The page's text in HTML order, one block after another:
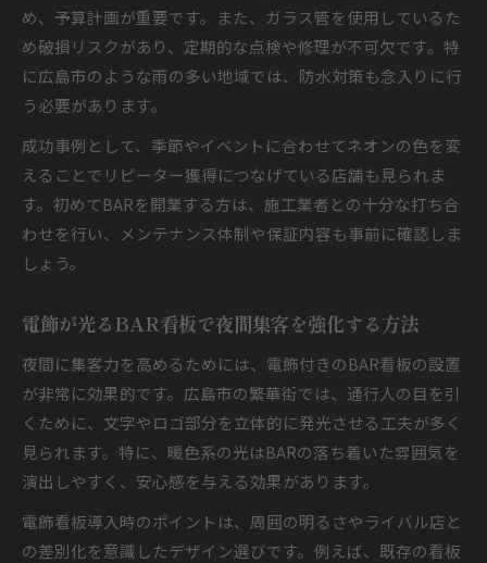
め、予算計画が重要です。また、ガラス管を使用しているた
め破損リスクがあり、定期的な点検や修理が不可欠です。特
に広島市のような雨の多い地域では、防水対策も念入りに行
う必要があります。
成功事例として、季節やイベントに合わせてネオンの色を変
えることでリピーター獲得につなげている店舗も見られま
す。初めてBARを開業する方は、施工業者との十分な打ち合
わせを行い、メンテナンス体制や保証内容も事前に確認しま
しょう。
電飾が光るBAR看板で夜間集客を強化する方法
夜間に集客力を高めるためには、電飾付きのBAR看板の設置
が非常に効果的です。広島市の繁華街では、通行人の目を引
くために、文字やロゴ部分を立体的に発光させる工夫が多く
見られます。特に、暖色系の光はBARの落ち着いた雰囲気を
演出しやすく、安心感を与える効果があります。
電飾看板導入時のポイントは、周囲の明るさやライバル店と
の差別化を意識したデザイン選びです。例えば、既存の看板